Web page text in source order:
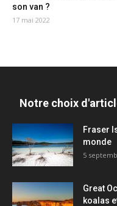
son van ?
17 mai 2022
Notre choix
Fraser
monde
5
Great
koalas